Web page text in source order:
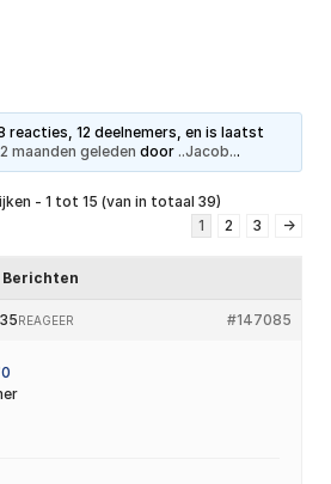
12 deelnemers, en is laatst
maanden geleden door ..Jacob...
- 1 tot 15 (van in totaal 39)
1
2 3 →
Berichten
#147085
REAGEER